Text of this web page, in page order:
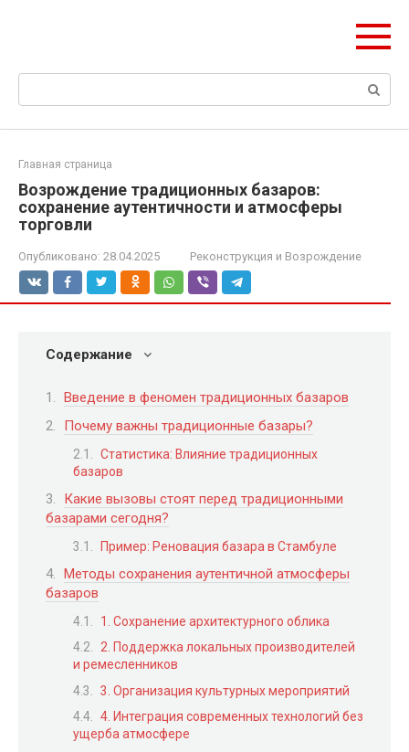
Поиск:
Главная страница
Возрождение традиционных базаров:
сохранение аутентичности и атмосферы
торговли
Опубликовано: 28.04.2025 Реконструкция и Возрождение
Содержание
Введение в феномен традиционных базаров
Почему важны традиционные базары?
Статистика: Влияние традиционных
базаров
Какие вызовы стоят перед традиционными
базарами сегодня?
Пример: Реновация базара в Стамбуле
Методы сохранения аутентичной атмосферы
базаров
1. Сохранение архитектурного облика
2. Поддержка локальных производителей
и ремесленников
3. Организация культурных мероприятий
4. Интеграция современных технологий без
ущерба атмосфере